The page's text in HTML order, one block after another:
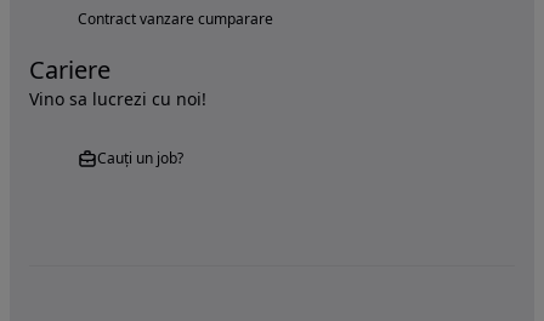
Contract vanzare cumparare
Cariere
Vino sa lucrezi cu noi!
Cauți un job?